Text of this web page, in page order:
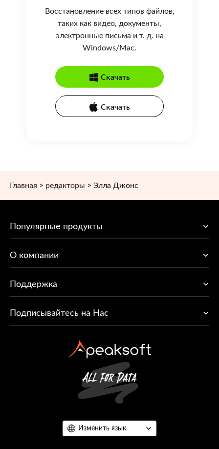
Восстановление всех типов файлов,
таких как видео, документы,
электронные письма и т. д. на
Windows/Mac.
Скачать
Скачать
Главная > редакторы > Элла Джонс
Популярные продукты
O компании
Поддержка
Подписывайтесь на Нас
Изменить язык